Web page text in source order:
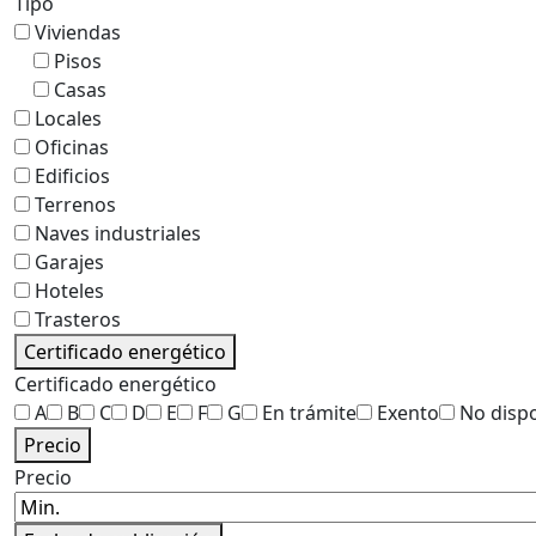
Viviendas
Pisos
Casas
Locales
Oficinas
Edificios
Terrenos
Naves industriales
Garajes
Hoteles
Trasteros
Certificado energético
Certificado energético
A
B C D E F G En trámite Exento
No
Precio
Precio